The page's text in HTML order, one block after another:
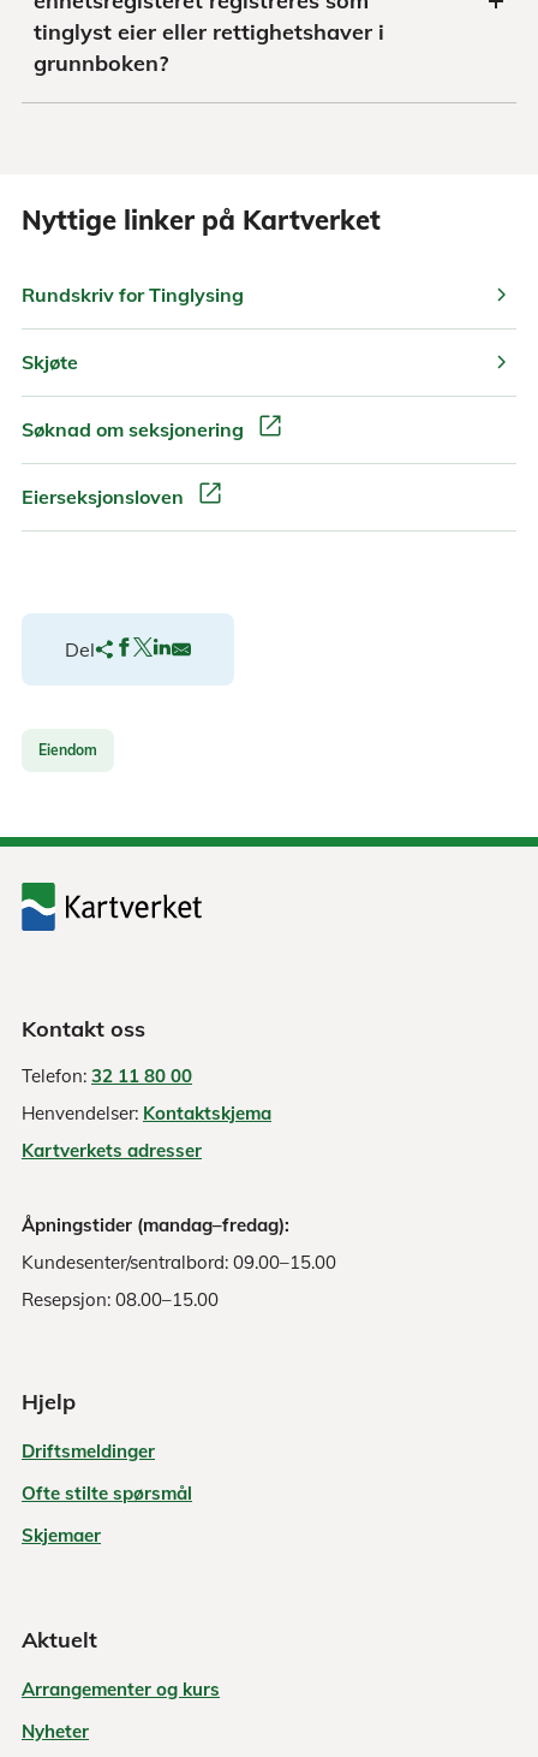
tinglyst eier eller rettighetshaver i
grunnboken?
Nyttige linker på Kartverket
Rundskriv for Tinglysing chevron_right
Skjøte chevron_right
Søknad om seksjonering open_in_new
Eierseksjonsloven open_in_new
Del
Eiendom
Kontakt oss
Telefon: 32 11 80 00
Henvendelser: Kontaktskjema
Kartverkets adresser
Åpningstider (mandag–fredag):
Kundesenter/sentralbord: 09.00–15.00
Resepsjon: 08.00–15.00
Hjelp
Driftsmeldinger
Ofte stilte spørsmål
Skjemaer
Aktuelt
Arrangementer og kurs
Nyheter